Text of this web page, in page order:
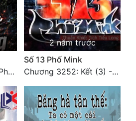
Chương 6550: Long Phượng Thần Trận
2 năm trước
Số 13 Phố Mink
Chương 3252: Kết (3) - HẾT.